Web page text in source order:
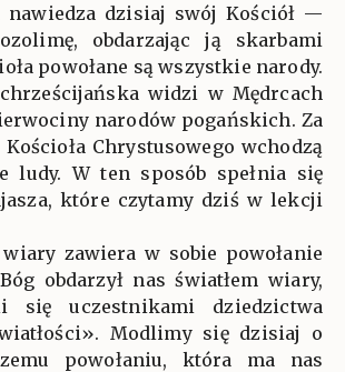
nawiedza dzisiaj swój Kościół —
obdarzając ją skarbami
powołane są wszystkie narody.
chrześcijańska widzi w Mędrcach
narodów pogańskich. Za
Chrystusowego wchodzą
ludy. W ten sposób spełnia się
które czytamy dziś w lekcji
wiary zawiera w sobie powołanie
obdarzył nas światłem wiary,
się uczestnikami dziedzictwa
Modlimy się dzisiaj o
powołaniu, która ma nas